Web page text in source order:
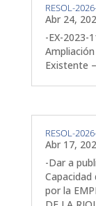
RESOL-
Abr 24,
-EX-2023-
Existente
RESOL-
Abr 17,
-Dar a
por la